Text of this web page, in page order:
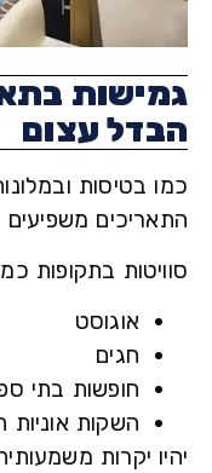
עצום
בטיסות ובמלונות,
משפיעים
בתקופות כמו:
אוגוסט
חגים
חופשות בתי ספר
השקות אוניות חדשות
יקרות משמעותית.